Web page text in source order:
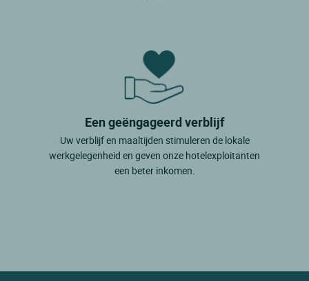
Een geëngageerd verblijf
Uw verblijf en maaltijden stimuleren de lokale
werkgelegenheid en geven onze hotelexploitanten
een beter inkomen.